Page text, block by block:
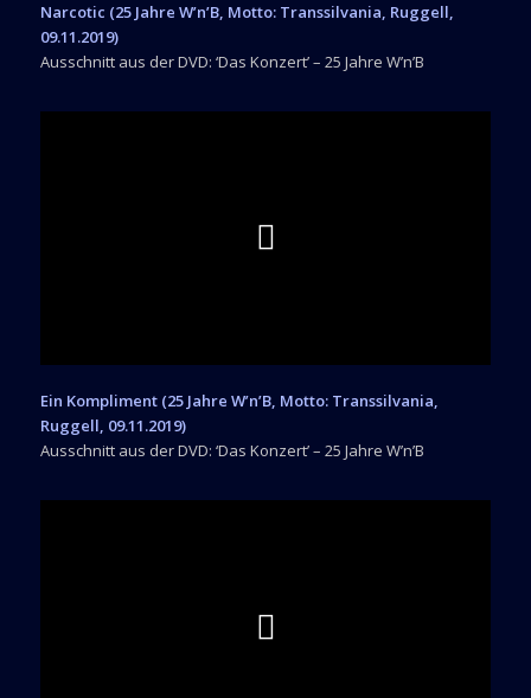
Narcotic (25 Jahre W’n’B, Motto: Transsilvania, Ruggell,
09.11.2019)
Ausschnitt aus der DVD: ‘Das Konzert’ – 25 Jahre W’n’B
Ein Kompliment (25 Jahre W’n’B, Motto: Transsilvania,
Ruggell, 09.11.2019)
Ausschnitt aus der DVD: ‘Das Konzert’ – 25 Jahre W’n’B